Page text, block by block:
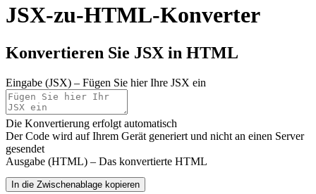
JSX-zu-HTML-Konverter
Konvertieren Sie JSX in HTML
Eingabe (JSX) – Fügen Sie hier Ihre JSX ein
Die Konvertierung erfolgt automatisch
Der Code wird auf Ihrem Gerät generiert und nicht an einen Server
gesendet
Ausgabe (HTML) – Das konvertierte HTML
In die Zwischenablage kopieren